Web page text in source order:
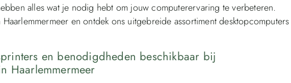
alles wat je nodig hebt om jouw computerervaring te verbeteren.
en ontdek ons uitgebreide assortiment desktopcomputers
en benodigdheden beschikbaar bij
Haarlemmermeer